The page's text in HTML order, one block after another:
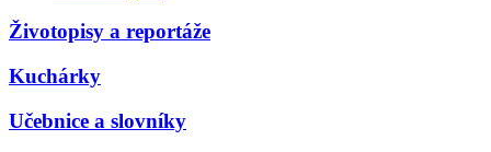
Životopisy a reportáže
Kuchárky
Učebnice a slovníky